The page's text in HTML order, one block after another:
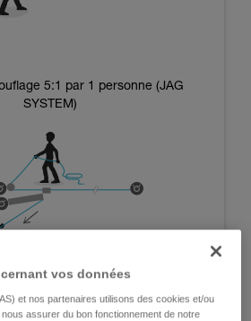
5:1 par 1 personne (JAG
SYSTEM)
vos données
et nos partenaires utilisons des cookies et/ou
assurer du bon fonctionnement de notre